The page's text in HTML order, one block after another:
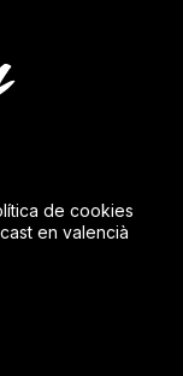
de cookies
en valencià